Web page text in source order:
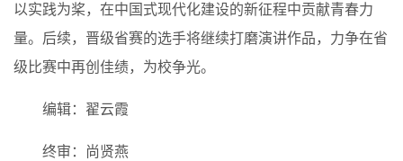
以实践为桨，在中国式现代化建设的新征程中贡献青春力
量。后续，晋级省赛的选手将继续打磨演讲作品，力争在省
级比赛中再创佳绩，为校争光。
编辑：翟云霞
终审：尚贤燕